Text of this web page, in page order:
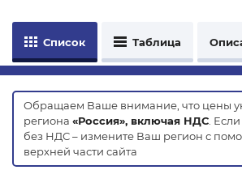
Список Таблица
Обращаем Ваше внимание, что цены
региона «Россия», включая НДС .
без НДС – измените Ваш регион с
верхней части сайта